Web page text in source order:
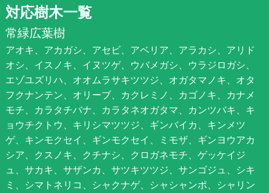
対応樹木一覧
常緑広葉樹
アオキ、アカガシ、アセビ、アベリア、アラカシ、アリド
オシ、イスノキ、イヌツゲ、ウバメガシ、ウラジロガシ、
エゾユズリハ、オオムラサキツツジ、オガタマノキ、オタ
フクナンテン、オリーブ、カクレミノ、カゴノキ、カナメ
モチ、カラタチバナ、カラタネオガタマ、カンツバキ、キ
ョウチクトウ、キリシマツツジ、ギンバイカ、キンメツ
ゲ、キンモクセイ、ギンモクセイ、ミモザ、ギンヨウアカ
シア、クスノキ、クチナシ、クロガネモチ、ゲッケイジ
ュ、サカキ、サザンカ、サツキツツジ、サンゴジュ、シキ
ミ、シマトネリコ、シャクナゲ、シャシャンポ、シャリン